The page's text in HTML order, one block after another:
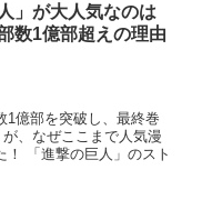
」が大人気なのは
数1億部超えの理由
1億部を突破し、最終巻
、なぜここまで人気漫
「進撃の巨人」のスト